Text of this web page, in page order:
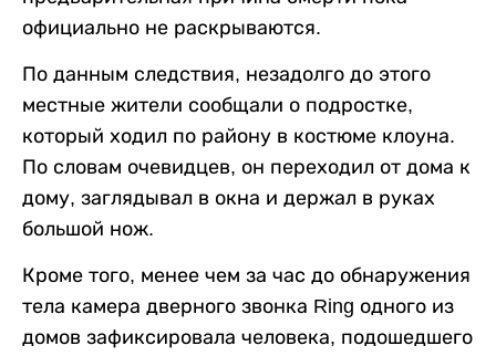
официально не раскрываются.
По данным следствия, незадолго до этого
местные жители сообщали о подростке,
который ходил по району в костюме клоуна.
По словам очевидцев, он переходил от дома к
дому, заглядывал в окна и держал в руках
большой нож.
Кроме того, менее чем за час до обнаружения
тела камера дверного звонка Ring одного из
домов зафиксировала человека, подошедшего